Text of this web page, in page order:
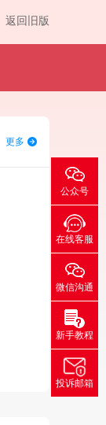
返回旧版
更多
公众号
在线客服
微信沟通
新手教程
投诉邮箱